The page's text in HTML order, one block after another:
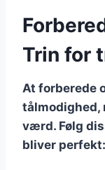
Trin for
At forberede
tålmodighed,
værd. Følg
bliver perfekt: